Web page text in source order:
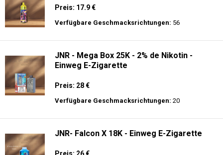
Preis: 17.9 €
Verfügbare Geschmacksrichtungen: 56
JNR - Mega Box 25K - 2% de Nikotin -
Einweg E-Zigarette
Preis: 28 €
Verfügbare Geschmacksrichtungen: 20
JNR- Falcon X 18K - Einweg E-Zigarette